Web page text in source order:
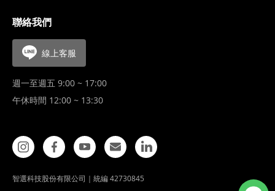
聯絡我們
線上客服
週一至週五 9:00 ~ 17:00
午休時間 12:00 ~ 13:30
智選科技股份有限公司｜統編 42730845